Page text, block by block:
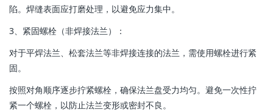
陷。焊缝表面应打磨处理，以避免应力集中。
3、紧固螺栓（非焊接法兰）‌：
对于平焊法兰、松套法兰等非焊接连接的法兰，需使用螺栓进行紧
固。
按照对角顺序逐步拧紧螺栓，确保法兰盘受力均匀。避免一次性拧
紧一个螺栓，以防止法兰变形或密封不良。